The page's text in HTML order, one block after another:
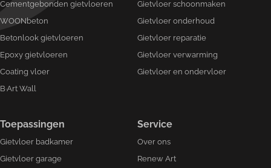
Cementgebonden gietvloeren
WOONbeton
Betonlook gietvloeren
Epoxy gietvloeren
Coating vloer
B·Art Wall
Gietvloer schoonmaken
Gietvloer onderhoud
Gietvloer reparatie
Gietvloer verwarming
Gietvloer en ondervloer
Toepassingen
Gietvloer badkamer
Gietvloer garage
Service
Over ons
Renew Art